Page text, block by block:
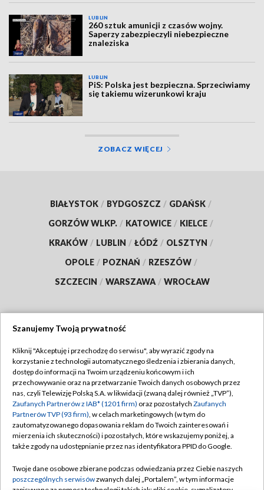
LUBLIN
260 sztuk amunicji z czasów wojny.
Saperzy zabezpieczyli niebezpieczne
znaleziska
LUBLIN
PiS: Polska jest bezpieczna. Sprzeciwiamy
się takiemu wizerunkowi kraju
ZOBACZ WIĘCEJ
BIAŁYSTOK / BYDGOSZCZ / GDAŃSK /
GORZÓW WLKP. / KATOWICE / KIELCE /
KRAKÓW / LUBLIN / ŁÓDŹ / OLSZTYN /
OPOLE / POZNAŃ / RZESZÓW /
SZCZECIN / WARSZAWA / WROCŁAW
TVP
Abonament TVP
Emisja w TVP
Centrum informacji TVP
Naziemna Telewizja Cyfrowa
Rada Programowa
Regulamin TVP
Polityka prywatności
Moje zgody
Pomoc
Kontakt
Szanujemy Twoją prywatność
Kliknij "Akceptuję i przechodzę do serwisu", aby wyrazić zgody na
korzystanie z technologii automatycznego śledzenia i zbierania danych,
dostęp do informacji na Twoim urządzeniu końcowym i ich
przechowywanie oraz na przetwarzanie Twoich danych osobowych przez
nas, czyli Telewizję Polską S.A. w likwidacji (zwaną dalej również „TVP”),
Zaufanych Partnerów z IAB* (1201 firm) oraz pozostałych Zaufanych
Partnerów TVP (93 firm), w celach marketingowych (w tym do
zautomatyzowanego dopasowania reklam do Twoich zainteresowań i
mierzenia ich skuteczności) i pozostałych, które wskazujemy poniżej, a
także zgody na udostępnianie przez nas identyfikatora PPID do Google.
Twoje dane osobowe zbierane podczas odwiedzania przez Ciebie naszych
poszczególnych serwisówzwanych dalej „Portalem”, w tym informacje